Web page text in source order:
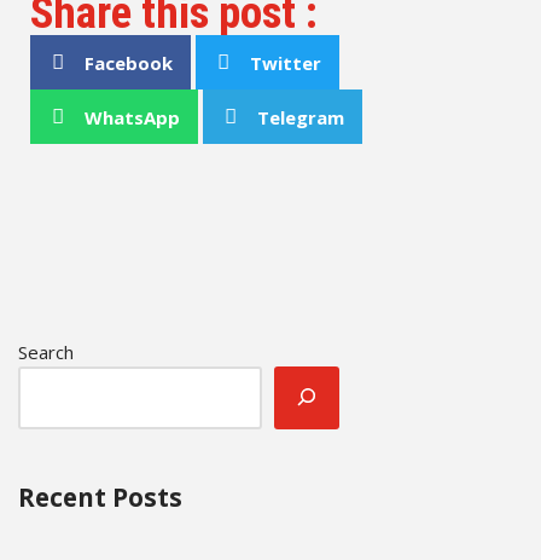
Share this post :
Facebook Twitter
WhatsApp Telegram
Search
Recent Posts